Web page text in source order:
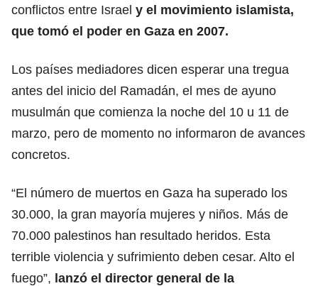
conflictos entre Israel y el movimiento islamista,
que tomó el poder en Gaza en 2007.
Los países mediadores dicen esperar una tregua
antes del inicio del Ramadán, el mes de ayuno
musulmán que comienza la noche del 10 u 11 de
marzo, pero de momento no informaron de avances
concretos.
“El número de muertos en Gaza ha superado los
30.000, la gran mayoría mujeres y niños. Más de
70.000 palestinos han resultado heridos. Esta
terrible violencia y sufrimiento deben cesar. Alto el
fuego”, lanzó el director general de la